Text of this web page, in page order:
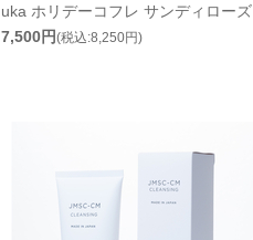
uka ホリデーコフレ サンディローズ
7,500円(税込:8,250円)